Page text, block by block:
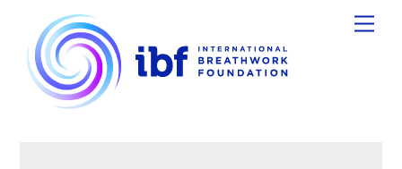
content